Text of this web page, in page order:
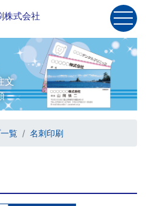
株式会社
社概要
品一覧
い合わせ
文
覧 名刺印刷